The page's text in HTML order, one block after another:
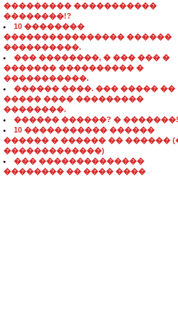
��������� �����������
��������!?
10 ��������
���������������� ������
����������.
��� ��������, � ��� ��� �
������� ���������� �
�����������.
������ ����. ��� ����� ��
����� ���� ���������
��������.
������ ������? � �������!
10 ����������� ������
������ � ������ �� ������
�������������)
��� ��������������
�������� �� ���� ����